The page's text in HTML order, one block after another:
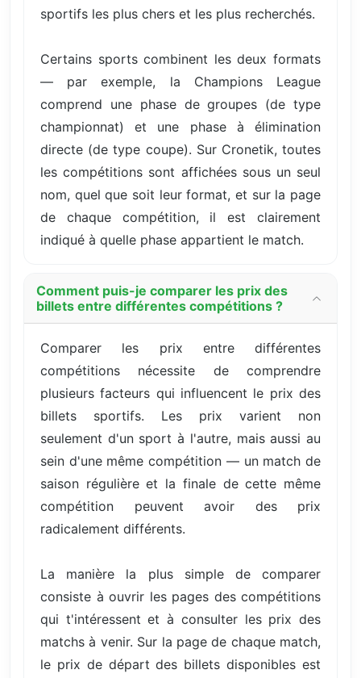
sportifs les plus chers et les plus recherchés.
Certains sports combinent les deux formats
— par exemple, la Champions League
comprend une phase de groupes (de type
championnat) et une phase à élimination
directe (de type coupe). Sur Cronetik, toutes
les compétitions sont affichées sous un seul
nom, quel que soit leur format, et sur la page
de chaque compétition, il est clairement
indiqué à quelle phase appartient le match.
Comment puis-je comparer les prix des
billets entre différentes compétitions ?
Comparer les prix entre différentes
compétitions nécessite de comprendre
plusieurs facteurs qui influencent le prix des
billets sportifs. Les prix varient non
seulement d'un sport à l'autre, mais aussi au
sein d'une même compétition — un match de
saison régulière et la finale de cette même
compétition peuvent avoir des prix
radicalement différents.
La manière la plus simple de comparer
consiste à ouvrir les pages des compétitions
qui t'intéressent et à consulter les prix des
matchs à venir. Sur la page de chaque match,
le prix de départ des billets disponibles est